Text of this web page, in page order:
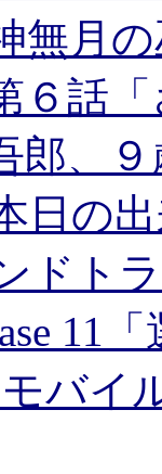
無月
６話
郎、
日の
ドト
11
バイ